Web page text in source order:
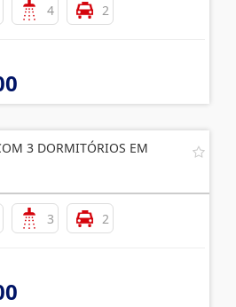
4 2
3 DORMITÓRIOS EM
3 2